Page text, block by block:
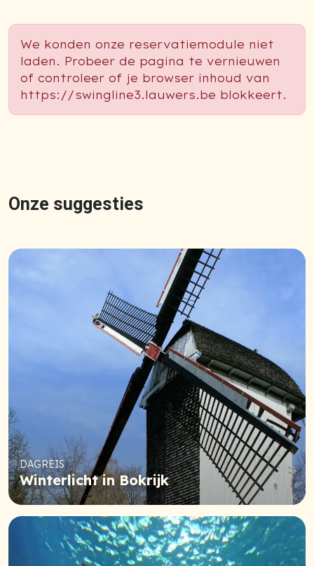
We konden onze reservatiemodule niet
laden. Probeer de pagina te vernieuwen
of controleer of je browser inhoud van
https://swingline3.lauwers.be blokkeert.
Onze suggesties
DAGREIS
Winterlicht in Bokrijk